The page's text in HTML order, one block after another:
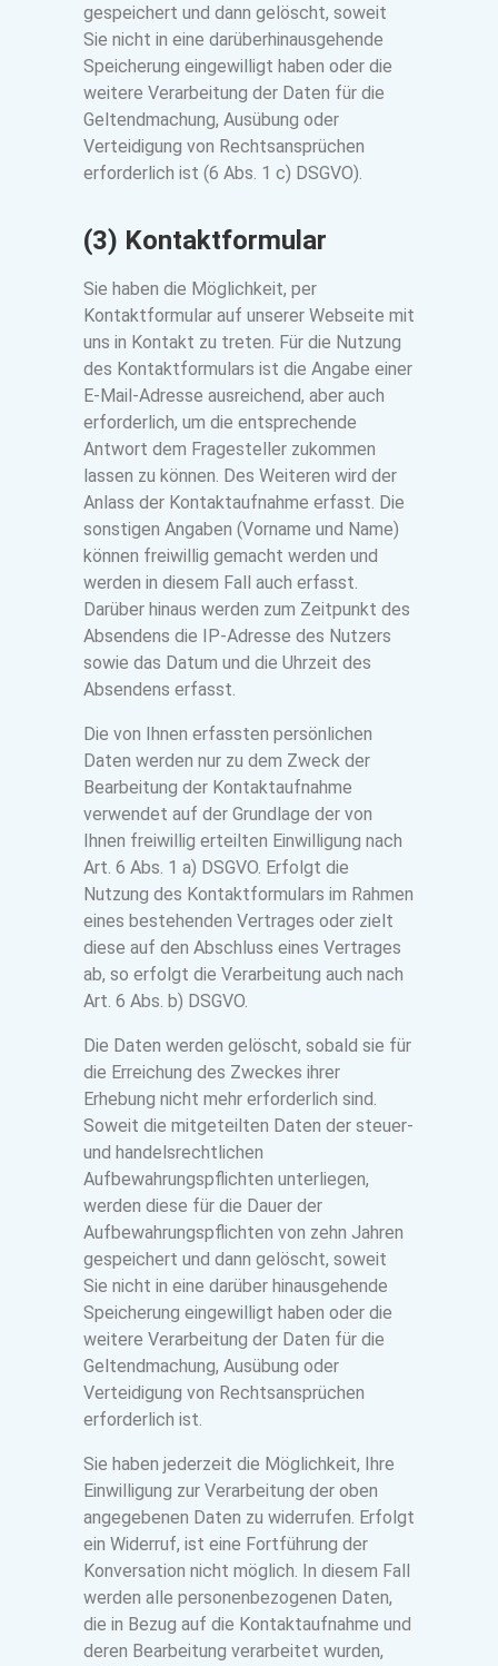
gespeichert und dann gelöscht, soweit
Sie nicht in eine darüberhinausgehende
Speicherung eingewilligt haben oder die
weitere Verarbeitung der Daten für die
Geltendmachung, Ausübung oder
Verteidigung von Rechtsansprüchen
erforderlich ist (6 Abs. 1 c) DSGVO).
(3) Kontaktformular
Sie haben die Möglichkeit, per
Kontaktformular auf unserer Webseite mit
uns in Kontakt zu treten. Für die Nutzung
des Kontaktformulars ist die Angabe einer
E-Mail-Adresse ausreichend, aber auch
erforderlich, um die entsprechende
Antwort dem Fragesteller zukommen
lassen zu können. Des Weiteren wird der
Anlass der Kontaktaufnahme erfasst. Die
sonstigen Angaben (Vorname und Name)
können freiwillig gemacht werden und
werden in diesem Fall auch erfasst.
Darüber hinaus werden zum Zeitpunkt des
Absendens die IP-Adresse des Nutzers
sowie das Datum und die Uhrzeit des
Absendens erfasst.
Die von Ihnen erfassten persönlichen
Daten werden nur zu dem Zweck der
Bearbeitung der Kontaktaufnahme
verwendet auf der Grundlage der von
Ihnen freiwillig erteilten Einwilligung nach
Art. 6 Abs. 1 a) DSGVO. Erfolgt die
Nutzung des Kontaktformulars im Rahmen
eines bestehenden Vertrages oder zielt
diese auf den Abschluss eines Vertrages
ab, so erfolgt die Verarbeitung auch nach
Art. 6 Abs. b) DSGVO.
Die Daten werden gelöscht, sobald sie für
die Erreichung des Zweckes ihrer
Erhebung nicht mehr erforderlich sind.
Soweit die mitgeteilten Daten der steuer-
und handelsrechtlichen
Aufbewahrungspflichten unterliegen,
werden diese für die Dauer der
Aufbewahrungspflichten von zehn Jahren
gespeichert und dann gelöscht, soweit
Sie nicht in eine darüber hinausgehende
Speicherung eingewilligt haben oder die
weitere Verarbeitung der Daten für die
Geltendmachung, Ausübung oder
Verteidigung von Rechtsansprüchen
erforderlich ist.
Sie haben jederzeit die Möglichkeit, Ihre
Einwilligung zur Verarbeitung der oben
angegebenen Daten zu widerrufen. Erfolgt
ein Widerruf, ist eine Fortführung der
Konversation nicht möglich. In diesem Fall
werden alle personenbezogenen Daten,
die in Bezug auf die Kontaktaufnahme und
deren Bearbeitung verarbeitet wurden,